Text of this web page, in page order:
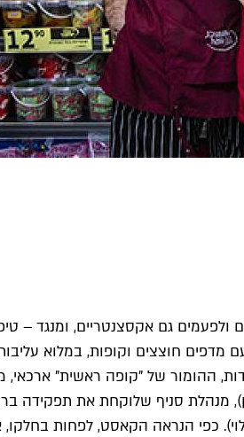
גם אקסצנטריים, ומנגד –
מדפים חוצצים וקופות, במלוא
ההומור של "קופה ראשית" ארכאי,
סניף שלוקחת את תפקידה
לוי). כפי הנראה הקאסט, לפחות